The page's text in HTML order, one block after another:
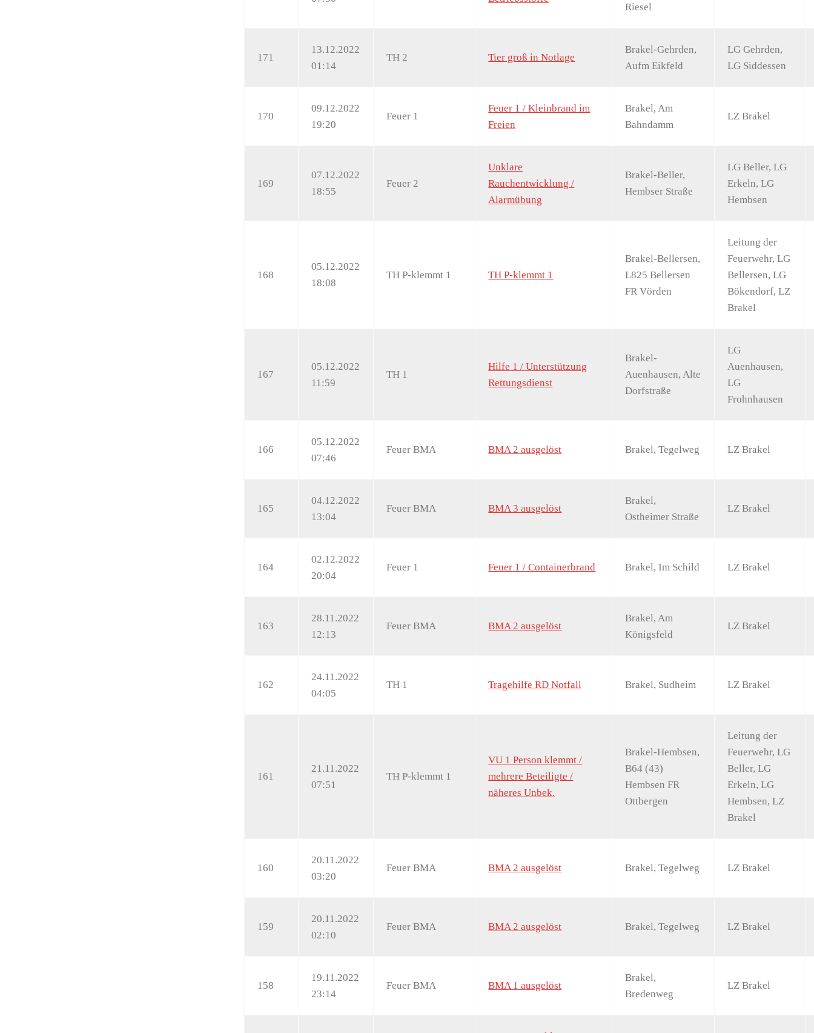
Riesel
171
13.12.2022
01:14
TH 2 Tier groß in Notlage
Brakel-Gehrden,
Aufm Eikfeld
LG Gehrden,
LG Siddessen
170
09.12.2022
19:20
Feuer 1
Feuer 1 / Kleinbrand im
Freien
Brakel, Am
Bahndamm
LZ Brakel
169
07.12.2022
18:55
Feuer 2
Unklare
Rauchentwicklung /
Alarmübung
Brakel-Beller,
Hembser Straße
LG Beller, LG
Erkeln, LG
Hembsen
168
05.12.2022
18:08
TH P-klemmt 1 TH P-klemmt 1
Brakel-Bellersen,
L825 Bellersen
FR Vörden
Leitung der
Feuerwehr, LG
Bellersen, LG
Bökendorf, LZ
Brakel
167
05.12.2022
11:59
TH 1
Hilfe 1 / Unterstützung
Rettungsdienst
Brakel-
Auenhausen, Alte
Dorfstraße
LG
Auenhausen,
LG
Frohnhausen
166
05.12.2022
07:46
Feuer BMA BMA 2 ausgelöst Brakel, Tegelweg LZ Brakel
165
04.12.2022
13:04
Feuer BMA BMA 3 ausgelöst
Brakel,
Ostheimer Straße
LZ Brakel
164
02.12.2022
20:04
Feuer 1 Feuer 1 / Containerbrand Brakel, Im Schild LZ Brakel
163
28.11.2022
12:13
Feuer BMA BMA 2 ausgelöst
Brakel, Am
Königsfeld
LZ Brakel
162
24.11.2022
04:05
TH 1 Tragehilfe RD Notfall Brakel, Sudheim LZ Brakel
161
21.11.2022
07:51
TH P-klemmt 1
VU 1 Person klemmt /
mehrere Beteiligte /
näheres Unbek.
Brakel-Hembsen,
B64 (43)
Hembsen FR
Ottbergen
Leitung der
Feuerwehr, LG
Beller, LG
Erkeln, LG
Hembsen, LZ
Brakel
160
20.11.2022
03:20
Feuer BMA BMA 2 ausgelöst Brakel, Tegelweg LZ Brakel
159
20.11.2022
02:10
Feuer BMA BMA 2 ausgelöst Brakel, Tegelweg LZ Brakel
158
19.11.2022
23:14
Feuer BMA BMA 1 ausgelöst
Brakel,
Bredenweg
LZ Brakel